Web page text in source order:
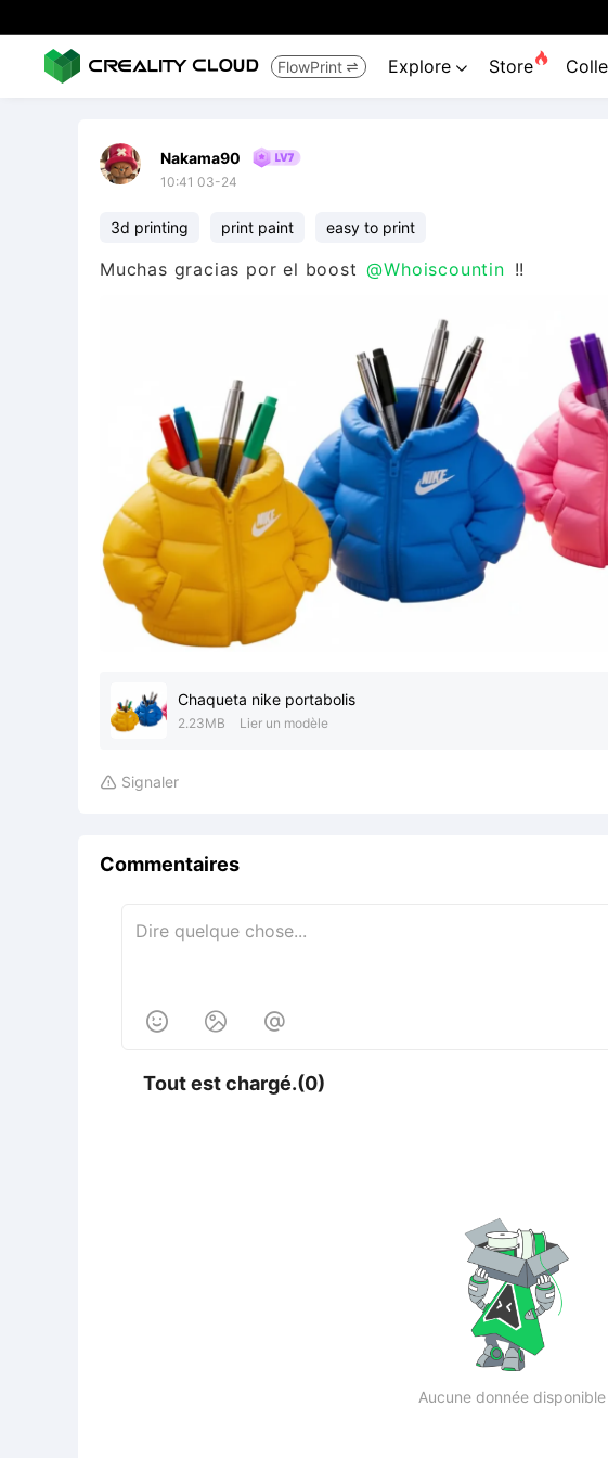
FlowPrint  Explore  Store
Nakama90
10:41 03-24
3d printing print paint easy to print
Muchas gracias por el boost @Whoiscountin !!
Chaqueta nike portabolis
2.23MB Lier un modèle
 Signaler
Commentaires
  
Tout est chargé.(0)
Aucune donnée disponible